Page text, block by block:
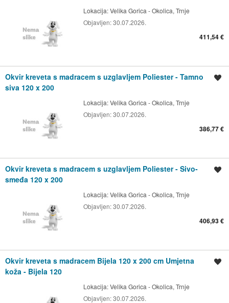
Lokacija:Velika Gorica - Okolica, Trnje
Objavljen:30.07.2026.
411,54 €
Okvir kreveta s madracem s uzglavljem Poliester - Tamno
siva 120 x 200
Lokacija:Velika Gorica - Okolica, Trnje
Objavljen:30.07.2026.
386,77 €
Okvir kreveta s madracem s uzglavljem Poliester - Sivo-
smeđa 120 x 200
Lokacija:Velika Gorica - Okolica, Trnje
Objavljen:30.07.2026.
406,93 €
Okvir kreveta s madracem Bijela 120 x 200 cm Umjetna
koža - Bijela 120
Lokacija:Velika Gorica - Okolica, Trnje
Objavljen:30.07.2026.